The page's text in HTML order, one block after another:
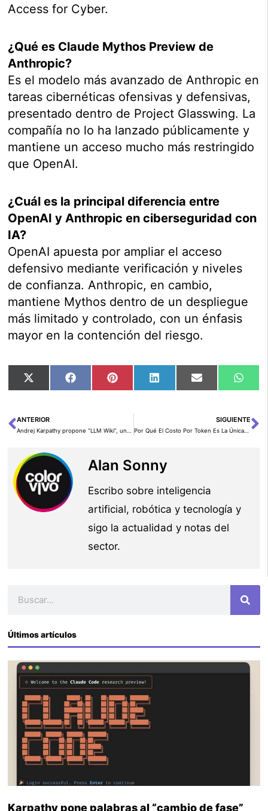
Access for Cyber.
¿Qué es Claude Mythos Preview de
Anthropic?
Es el modelo más avanzado de Anthropic en
tareas cibernéticas ofensivas y defensivas,
presentado dentro de Project Glasswing. La
compañía no lo ha lanzado públicamente y
mantiene un acceso mucho más restringido
que OpenAI.
¿Cuál es la principal diferencia entre
OpenAI y Anthropic en ciberseguridad con
IA?
OpenAI apuesta por ampliar el acceso
defensivo mediante verificación y niveles
de confianza. Anthropic, en cambio,
mantiene Mythos dentro de un despliegue
más limitado y controlado, con un énfasis
mayor en la contención del riesgo.
Compartir
en
X
(Twitter)
Compartir
en
FacebookCompartir
en
PinterestCompartir
en
LinkedInCompartir
en
Email
en
Ant
ANTERIOR SIGUIENTE
Alan Sonny
Escribo sobre inteligencia
artificial, robótica y tecnología y
sigo la actualidad y notas del
sector.
Últimos artículos
Karpathy pone palabras al “cambio de fase”